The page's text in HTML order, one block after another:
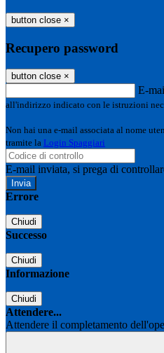
button close ×
Recupero password
button close ×
E-
all'indirizzo indicato con le istruzioni
Non hai una e-mail associata al nome
tramite la Login Spaggiari
E-mail inviata, si prega di
Errore
Chiudi
Successo
Chiudi
Informazione
Chiudi
Attendere...
Attendere il completamento